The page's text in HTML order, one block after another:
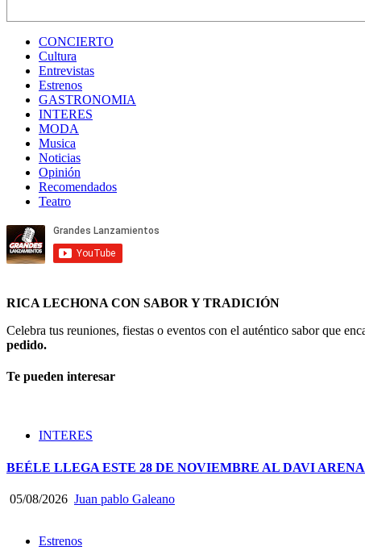
CONCIERTO
Cultura
Entrevistas
Estrenos
GASTRONOMIA
INTERES
MODA
Musica
Noticias
Opinión
Recomendados
Teatro
RICA LECHONA CON SABOR Y TRADICIÓN
Celebra tus reuniones, fiestas o eventos con el auténtico sabor que
pedido.
Te pueden interesar
INTERES
BEÉLE LLEGA ESTE 28 DE NOVIEMBRE AL DAVI
05/08/2026 Juan pablo Galeano
Estrenos